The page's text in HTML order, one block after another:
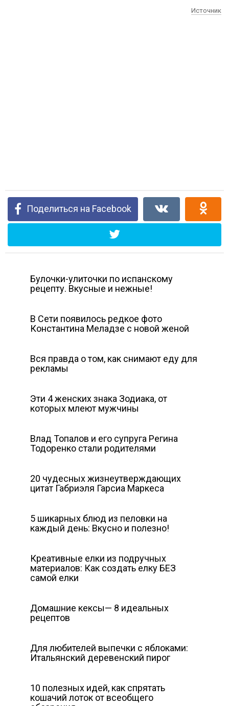
Источник
Поделиться на Facebook
Булочки-улиточки по испанскому
рецепту. Вкусные и нежные!
В Сети появилось редкое фото
Константина Меладзе с новой женой
Вся правда о том, как снимают еду для
рекламы
Эти 4 женских знака Зодиака, от
которых млеют мужчины
Влад Топалов и его супруга Регина
Тодоренко стали родителями
20 чудесных жизнеутверждающих
цитат Габриэля Гарсиа Маркеса
5 шикарных блюд из пеловки на
каждый день: Вкусно и полезно!
Креативные елки из подручных
материалов: Как создать елку БЕЗ
самой елки
Домашние кексы— 8 идеальных
рецептов
Для любителей выпечки с яблоками:
Итальянский деревенский пирог
10 полезных идей, как спрятать
кошачий лоток от всеобщего